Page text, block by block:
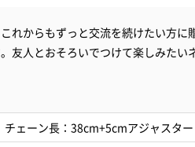
れからもずっと交流を続けたい方
友人とおそろいでつけて楽しみたい
チェーン長：38cm+5cmアジャスター